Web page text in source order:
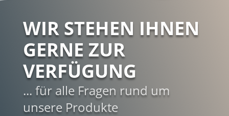
WIR STEHEN IHNEN
GERNE ZUR
VERFÜGUNG
... für alle Fragen rund um
unsere Produkte